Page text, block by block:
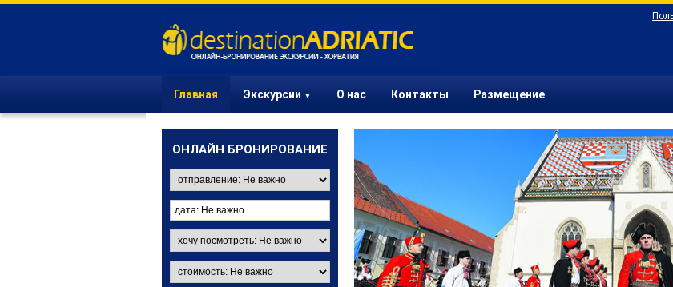
Главная Экскурсии ▼ О нас Контакты Размещение
ОНЛАЙН БРОНИРОВАНИЕ
ЭКСКУРСИИ ИЗ
ЗАГРЕБА
Вы в Загребе? Выберите
одну из интересных
экскурсий и порадуйте
партнеров.